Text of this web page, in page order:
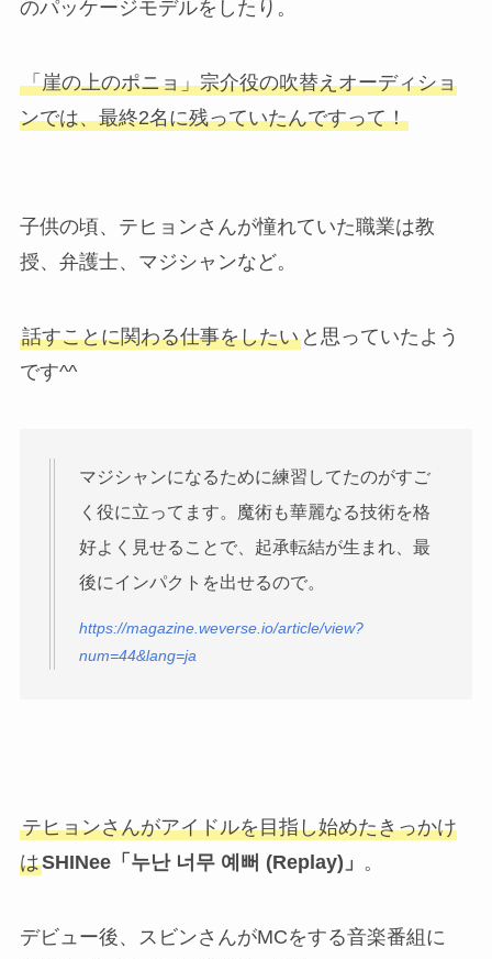
のパッケージモデルをしたり。
「崖の上のポニョ」宗介役の吹替えオーディショ
ンでは、最終2名に残っていたんですって！
子供の頃、テヒョンさんが憧れていた職業は教
授、弁護士、マジシャンなど。
話すことに関わる仕事をしたいと思っていたよう
です^^
マジシャンになるために練習してたのがすご
く役に立ってます。魔術も華麗なる技術を格
好よく見せることで、起承転結が生まれ、最
後にインパクトを出せるので。
https://magazine.weverse.io/article/view?
num=44&lang=ja
テヒョンさんがアイドルを目指し始めたきっかけ
はSHINee「누난 너무 예뻐 (Replay)」 。
デビュー後、スビンさんがMCをする音楽番組に